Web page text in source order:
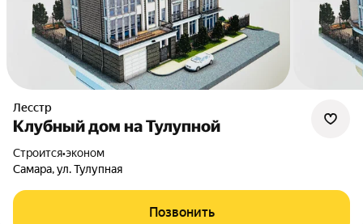
Лесстр
Клубный дом на Тулупной
Строится•эконом
Самара, ул. Тулупная
Позвонить